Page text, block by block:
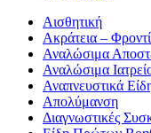
Αισθητική
Ακράτεια –
Αναλώσιμα
Αναλώσιμα
Αναπνευστικά
Απολύμανση
Διαγνωστικές